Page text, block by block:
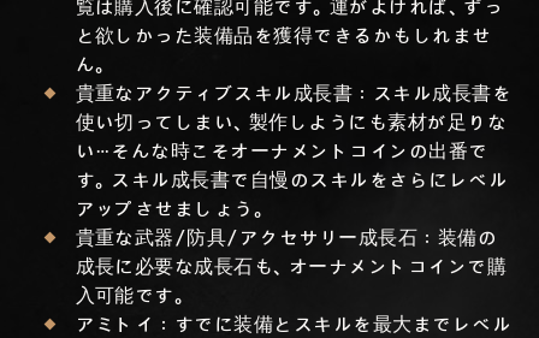
覧は購入後に確認可能です。運がよければ、ずっ
と欲しかった装備品を獲得できるかもしれませ
ん。
貴重なアクティブスキル成長書：スキル成長書を
使い切ってしまい、製作しようにも素材が足りな
い…そんな時こそオーナメントコインの出番で
す。スキル成長書で自慢のスキルをさらにレベル
アップさせましょう。
貴重な武器/防具/アクセサリー成長石：装備の
成長に必要な成長石も、オーナメントコインで購
入可能です。
アミトイ：すでに装備とスキルを最大までレベル